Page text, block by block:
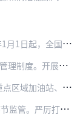
的车用汽柴油，取消普通柴油标准，实现车用柴油、…
依法严格处罚，从源头保障油品质量。推进车用尿素…
年前基本完成。重点区域年销售汽油量大于5000…
关方面责任并向社会公开。各地在生产、销售和储存环节…